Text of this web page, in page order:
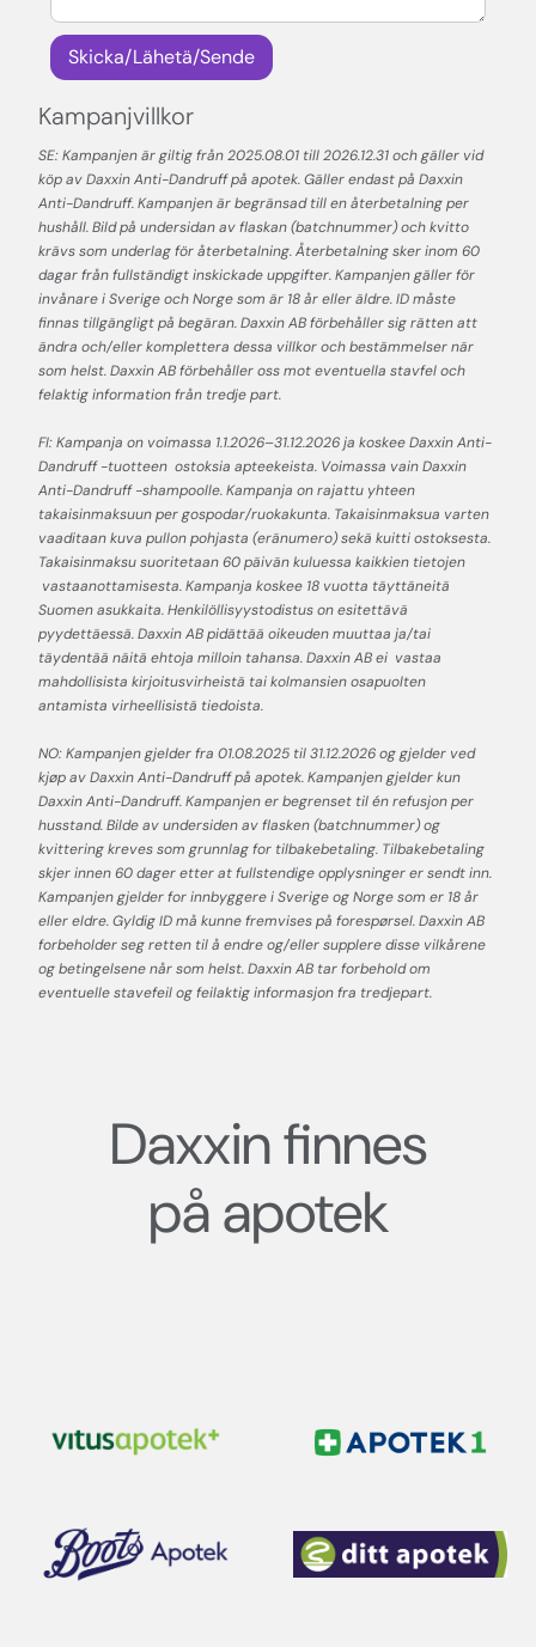
Kampanjvillkor
SE: Kampanjen är giltig från 2025.08.01 till 2026.12.31 och gäller vid
köp av Daxxin Anti-Dandruff på apotek. Gäller endast på Daxxin
Anti-Dandruff. Kampanjen är begränsad till en återbetalning per
hushåll. Bild på undersidan av flaskan (batchnummer) och kvitto
krävs som underlag för återbetalning. Återbetalning sker inom 60
dagar från fullständigt inskickade uppgifter. Kampanjen gäller för
invånare i Sverige och Norge som är 18 år eller äldre. ID måste
finnas tillgängligt på begäran. Daxxin AB förbehåller sig rätten att
ändra och/eller komplettera dessa villkor och bestämmelser när
som helst. Daxxin AB förbehåller oss mot eventuella stavfel och
felaktig information från tredje part.
FI: Kampanja on voimassa 1.1.2026–31.12.2026 ja koskee Daxxin Anti-
Dandruff -tuotteen ostoksia apteekeista. Voimassa vain Daxxin
Anti-Dandruff -shampoolle. Kampanja on rajattu yhteen
takaisinmaksuun per gospodar/ruokakunta. Takaisinmaksua varten
vaaditaan kuva pullon pohjasta (eränumero) sekä kuitti ostoksesta.
Takaisinmaksu suoritetaan 60 päivän kuluessa kaikkien tietojen
vastaanottamisesta. Kampanja koskee 18 vuotta täyttäneitä
Suomen asukkaita. Henkilöllisyystodistus on esitettävä
pyydettäessä. Daxxin AB pidättää oikeuden muuttaa ja/tai
täydentää näitä ehtoja milloin tahansa. Daxxin AB ei vastaa
mahdollisista kirjoitusvirheistä tai kolmansien osapuolten
antamista virheellisistä tiedoista.
NO: Kampanjen gjelder fra 01.08.2025 til 31.12.2026 og gjelder ved
kjøp av Daxxin Anti-Dandruff på apotek. Kampanjen gjelder kun
Daxxin Anti-Dandruff. Kampanjen er begrenset til én refusjon per
husstand. Bilde av undersiden av flasken (batchnummer) og
kvittering kreves som grunnlag for tilbakebetaling. Tilbakebetaling
skjer innen 60 dager etter at fullstendige opplysninger er sendt inn.
Kampanjen gjelder for innbyggere i Sverige og Norge som er 18 år
eller eldre. Gyldig ID må kunne fremvises på forespørsel. Daxxin AB
forbeholder seg retten til å endre og/eller supplere disse vilkårene
og betingelsene når som helst. Daxxin AB tar forbehold om
eventuelle stavefeil og feilaktig informasjon fra tredjepart.
Daxxin finnes
på apotek